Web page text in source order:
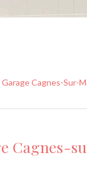
Cagnes-Sur-
Cagnes-